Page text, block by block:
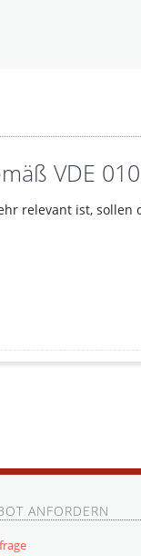
VDE
relevant ist,
ANFORDERN